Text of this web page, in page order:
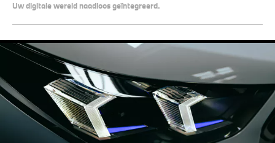
Uw digitale wereld naadloos geïntegreerd.